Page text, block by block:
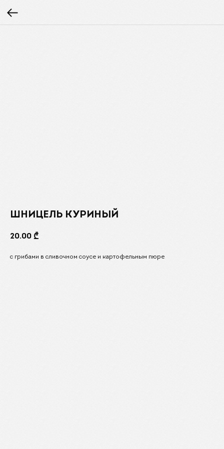
ШНИЦЕЛЬ КУРИНЫЙ
20.00 ₾
с грибами в сливочном соусе и картофельным пюре